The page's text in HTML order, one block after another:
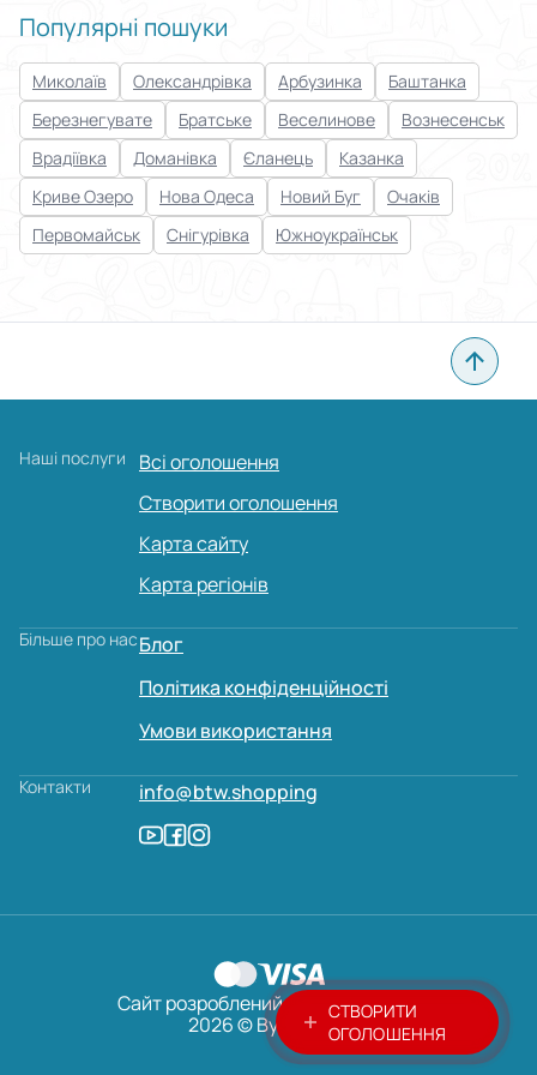
СТВОРИТИ
ОГОЛОШЕННЯ
Популярні пошуки
Миколаїв Олександрівка Арбузинка
Баштанка
Березнегувате
Братське Веселинове
Вознесенськ
Врадіївка
Доманівка Єланець
Казанка
Криве Озеро
Нова Одеса Новий Буг
Очаків
Первомайськ
Снігурівка Южноукраїнськ
Наші послуги
Всі оголошення
Створити оголошення
Карта сайту
Карта регіонів
Більше про насБлог
Політика конфіденційності
Умови використання
Контакти info@btw.shopping
2026 © ByTheWay
Сайт розроблений: AVADA MEDIA